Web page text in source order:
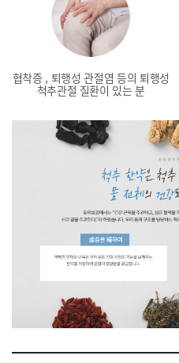
협착증 , 퇴행성 관절염 등의 퇴행성
척추관절 질환이 있는 분